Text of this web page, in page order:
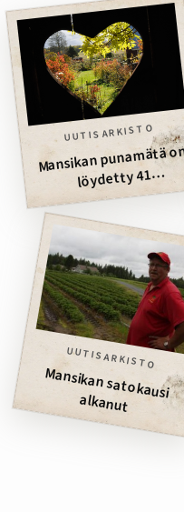
UUTISARKISTO
Mansikan punamätä
löydetty 41
mansikkatilalta
UUTISARKISTO
Mansikan satokausi
alkanut